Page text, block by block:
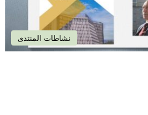
نشاطات المنتدى